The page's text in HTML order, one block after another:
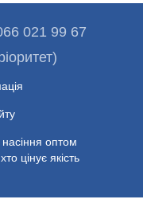
021 99 67
оптом
цінує якість